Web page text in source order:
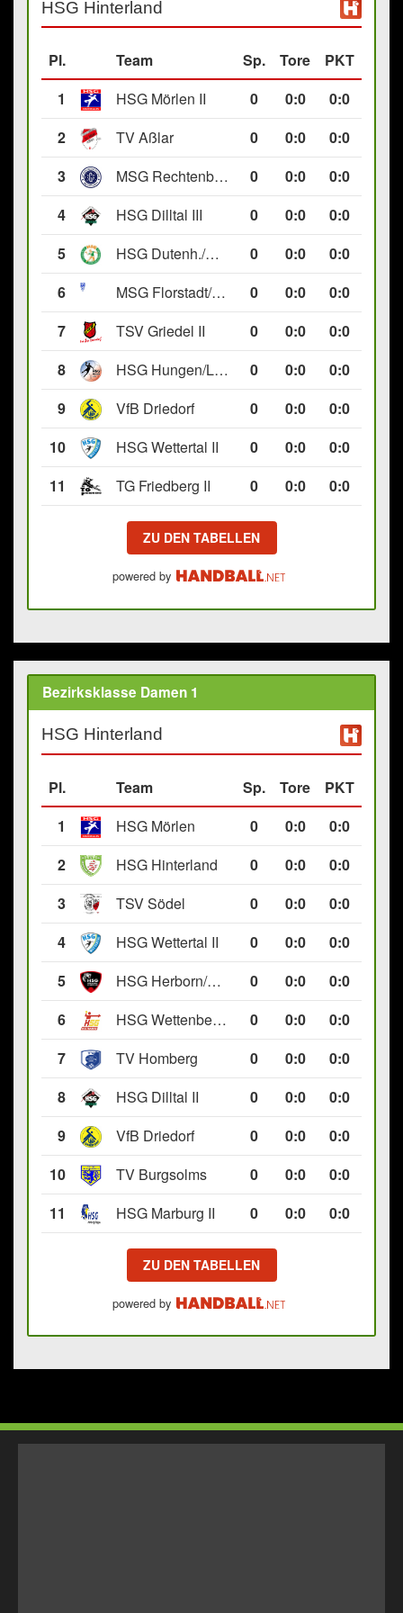
HSG Hinterland
Pl. Team Sp. Tore
PKT
1
HSG Mörlen II 0 0:0
0:0
2
TV Aßlar 0 0:0
0:0
3
MSG Rechtenbach/Wetzlar II 0 0:0
0:0
4
HSG Dilltal III 0 0:0
0:0
5
HSG Dutenh./Münchholzh. IV 0 0:0
0:0
6
MSG Florstadt/Gettenau II 0 0:0
0:0
7
TSV Griedel II 0 0:0
0:0
8
HSG Hungen/Lich II 0 0:0
0:0
9
VfB Driedorf 0 0:0
0:0
10
HSG Wettertal II 0 0:0
0:0
11
TG Friedberg II 0 0:0 0:0
ZU DEN TABELLEN
powered by
Bezirksklasse Damen 1
HSG Hinterland
Pl. Team Sp. Tore
PKT
1
HSG Mörlen 0 0:0
0:0
2
HSG Hinterland 0 0:0
0:0
3
TSV Södel 0 0:0
0:0
4
HSG Wettertal II 0 0:0
0:0
5
HSG Herborn/Seelbach 0 0:0
0:0
6
HSG Wettenberg III 0 0:0
0:0
7
TV Homberg 0 0:0
0:0
8
HSG Dilltal II 0 0:0
0:0
9
VfB Driedorf 0 0:0
0:0
10
TV Burgsolms 0 0:0
0:0
11
HSG Marburg II 0 0:0 0:0
ZU DEN TABELLEN
powered by